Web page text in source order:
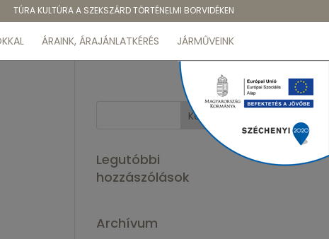
TÚRA KULTÚRA A SZEKSZÁRD TÖRTÉNELMI BORVIDÉKEN
ÁRAINK, ÁRAJÁNLATKÉRÉS JÁRMŰVEINK
Legutóbbi
hozzászólások
Archívum